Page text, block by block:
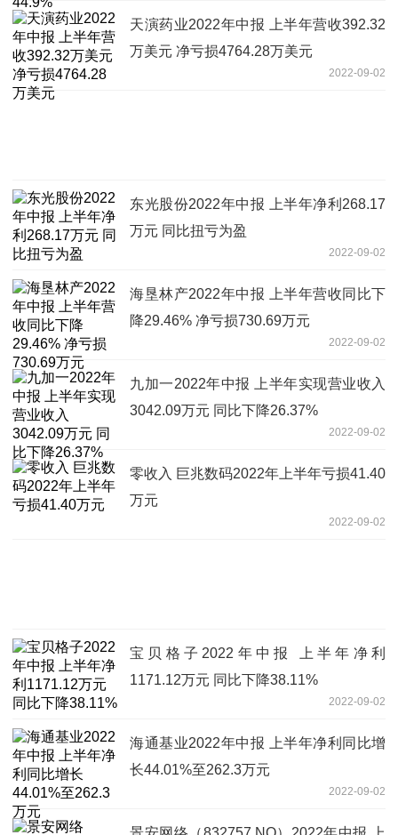
天演药业2022年中报 上半年营收392.32
万美元 净亏损4764.28万美元
2022-09-02
东光股份2022年中报 上半年净利268.17
万元 同比扭亏为盈
2022-09-02
海垦林产2022年中报 上半年营收同比下
降29.46% 净亏损730.69万元
2022-09-02
九加一2022年中报 上半年实现营业收入
3042.09万元 同比下降26.37%
2022-09-02
零收入 巨兆数码2022年上半年亏损41.40
万元
2022-09-02
宝贝格子2022年中报 上半年净利
1171.12万元 同比下降38.11%
2022-09-02
海通基业2022年中报 上半年净利同比增
长44.01%至262.3万元
2022-09-02